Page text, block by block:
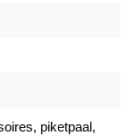
, piketpaal,